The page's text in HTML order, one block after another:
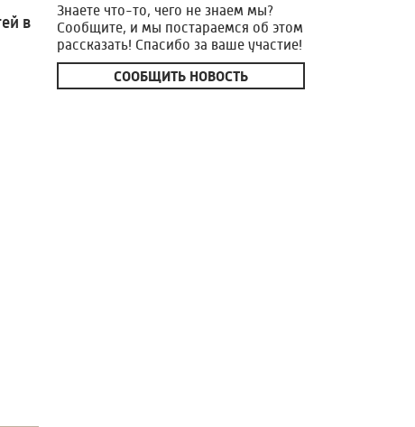
в
Знаете что-то, чего не знаем мы?
Сообщите, и мы постараемся об этом
рассказать! Спасибо за ваше участие!
СООБЩИТЬ НОВОСТЬ